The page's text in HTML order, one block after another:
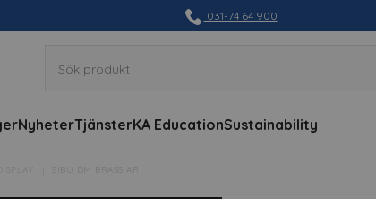
031-74 64 900
NyheterTjänsterKA EducationSustainability
SIBU DM BRASS AR